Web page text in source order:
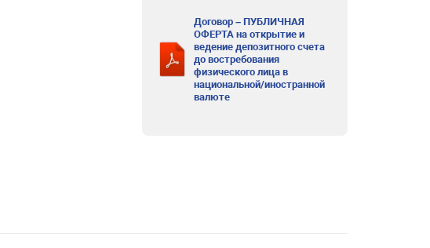
Договор – ПУБЛИЧНАЯ
ОФЕРТА на открытие и
ведение депозитного счета
до востребования
физического лица в
национальной/иностранной
валюте